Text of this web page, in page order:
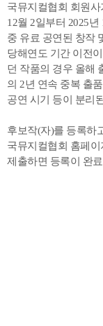
국뮤지컬협회 회원사
12월 2일부터 2025
중 유료 공연된 창작
당해연도 기간 이전
던 작품의 경우 올해
의 2년 연속 중복 출
공연 시기 등이 분리
후보작(자)를 등록하
국뮤지컬협회 홈페
제출하면 등록이 완